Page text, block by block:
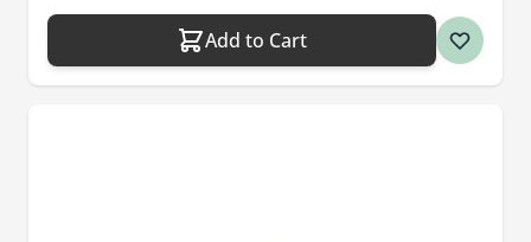
Add to Cart